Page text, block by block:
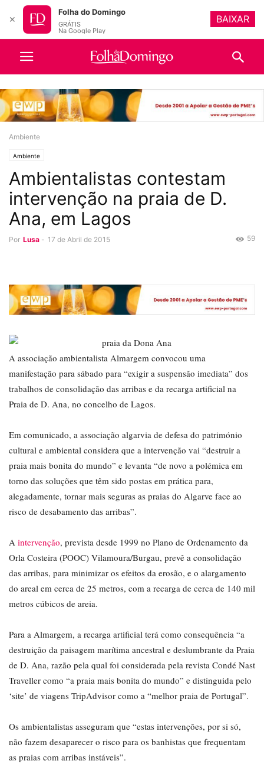
Ambiente
Ambiente
Ambientalistas contestam
intervenção na praia de D.
Ana, em Lagos
Por Lusa - 17 de Abril de 2015 59
A associação ambientalista Almargem convocou uma
manifestação para sábado para “exigir a suspensão imediata” dos
trabalhos de consolidação das arribas e da recarga artificial na
Praia de D. Ana, no concelho de Lagos.
Em comunicado, a associação algarvia de defesa do património
cultural e ambiental considera que a intervenção vai “destruir a
praia mais bonita do mundo” e levanta “de novo a polémica em
torno das soluções que têm sido postas em prática para,
alegadamente, tornar mais seguras as praias do Algarve face ao
risco de desabamento das arribas”.
A intervenção, prevista desde 1999 no Plano de Ordenamento da
Orla Costeira (POOC) Vilamoura/Burgau, prevê a consolidação
das arribas, para minimizar os efeitos da erosão, e o alargamento
do areal em cerca de 25 metros, com a recarga de cerca de 140 mil
metros cúbicos de areia.
Para a Almargem, a recarga artificial terá como consequência “a
destruição da paisagem marítima ancestral e deslumbrante da Praia
de D. Ana, razão pela qual foi considerada pela revista Condé Nast
Traveller como “a praia mais bonita do mundo” e distinguida pelo
‘site’ de viagens TripAdvisor como a “melhor praia de Portugal”.
Os ambientalistas asseguram que “estas intervenções, por si só,
não fazem desaparecer o risco para os banhistas que frequentam
as praias com arribas instáveis”.
✕
Folha do Domingo
GRÁTIS
Na Google Play
BAIXAR